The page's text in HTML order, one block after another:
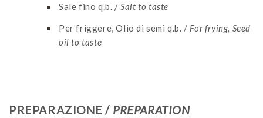
Sale fino q.b. /Salt to taste
Per friggere, Olio di semi q.b. / For frying, Seed
oil to taste
PREPARAZIONE / PREPARATION